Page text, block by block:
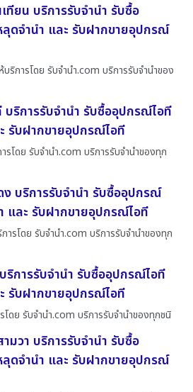
ทียน บริการรับจำนำ รับซื้อ
ดจำนำ และ รับฝากขายอุปกรณ์
บริการโดย รับจํานํา.com บริการรับจำนำของ
ริการรับจำนำ รับซื้ออุปกรณ์ไอที
รับฝากขายอุปกรณ์ไอที
โดย รับจํานํา.com บริการรับจำนำของทุก
บริการรับจำนำ รับซื้ออุปกรณ์
และ รับฝากขายอุปกรณ์ไอที
รโดย รับจํานํา.com บริการรับจำนำของทุก
ริการรับจำนำ รับซื้ออุปกรณ์ไอที
รับฝากขายอุปกรณ์ไอที
โดย รับจํานํา.com บริการรับจำนำของทุกชนิ
มวา บริการรับจำนำ รับซื้อ
ดจำนำ และ รับฝากขายอุปกรณ์